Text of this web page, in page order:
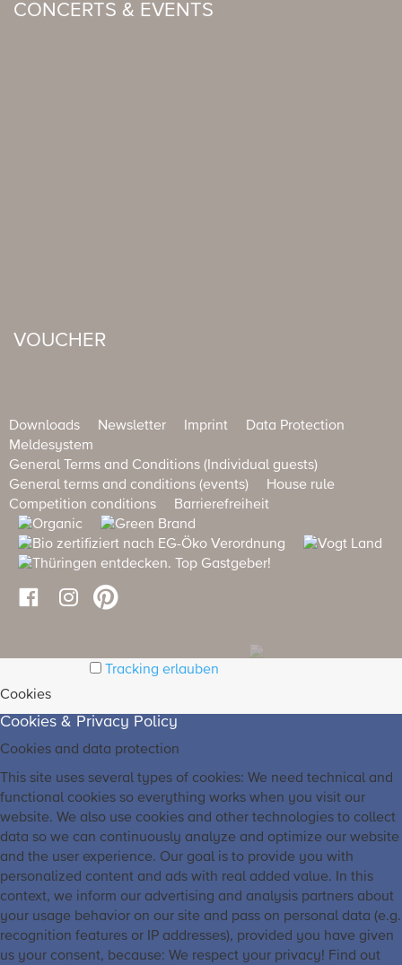
CONCERTS & EVENTS
VOUCHER
Downloads Newsletter Imprint
Data Protection
Meldesystem
General Terms and Conditions (Individual guests)
General terms and conditions (events)
House rule
Competition conditions
Barrierefreiheit
Tracking erlauben
Cookies
Cookies & Privacy Policy
Cookies and data protection
This site uses several types of cookies: We need technical and
functional cookies so everything works when you visit our
website. We also use cookies and other technologies to collect
data so we can continuously analyze and optimize our website
and the user experience. Our goal is to provide you with
personalized content and ads with real added value. In this
context, we inform our advertising and analysis partners about
your usage behavior on our site and pass on personal data (e.g.
recognition features or IP addresses), provided you have given
us your consent, because: We respect your privacy! Find out